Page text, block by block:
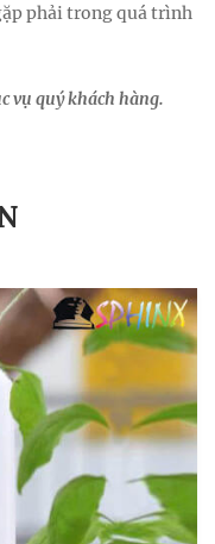
phải trong quá trình
vụ quý khách hàng.